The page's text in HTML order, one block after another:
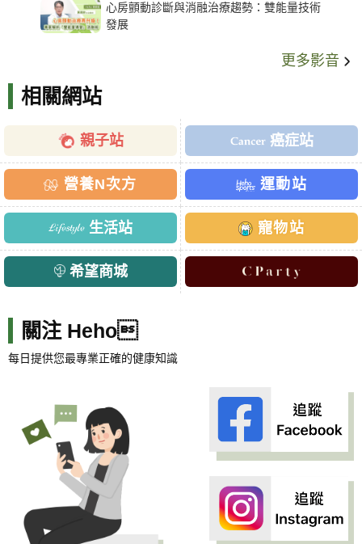
心房顫動診斷與消融治療趨勢：雙能量技術
發展
更多影音
相關網站
親子站 癌症站
營養N次方 運動站
生活站 寵物站
希望商城
關注 Heho
每日提供您最專業正確的健康知識